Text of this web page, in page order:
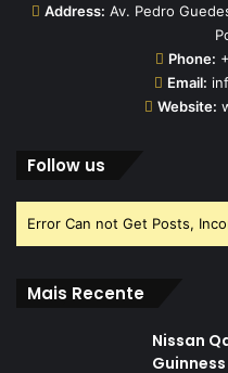
Address: Av. Pedro
Phone:
Email:
Website:
Follow us
Error Can not Get Posts,
Mais Recente
Nissan